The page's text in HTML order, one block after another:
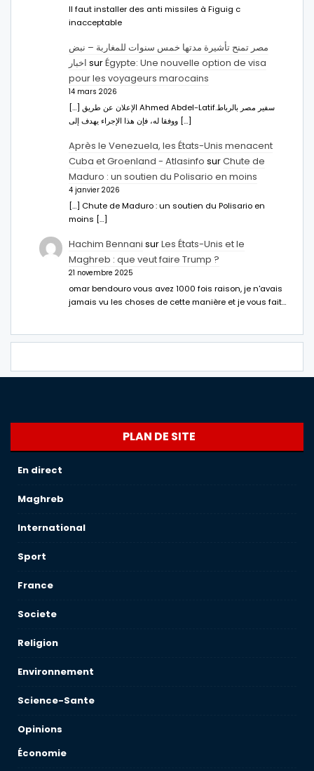
Il faut installer des anti missiles à Figuig c
inacceptable
مصر تمنح تأشيرة مدتها خمس سنوات للمغاربة – نبض
اخبار surÉgypte: Une nouvelle option de visa
pour les voyageurs marocains
14 mars 2026
[…] الإعلان عن طريق Ahmed Abdel-Latifسفير مصر بالرباط.
ووفقا له، فإن هذا الإجراء يهدف إلى […]
Après le Venezuela, les États-Unis menacent
Cuba et Groenland - Atlasinfo surChute de
Maduro : un soutien du Polisario en moins
4 janvier 2026
[…] Chute de Maduro : un soutien du Polisario en
moins […]
Hachim Bennani surLes États-Unis et le
Maghreb : que veut faire Trump ?
21 novembre 2025
omar bendouro vous avez 1000 fois raison, je n'avais
jamais vu les choses de cette manière et je vous fait…
PLAN DE SITE
En direct
Maghreb
International
Sport
France
Societe
Religion
Environnement
Science-Sante
Opinions
Économie